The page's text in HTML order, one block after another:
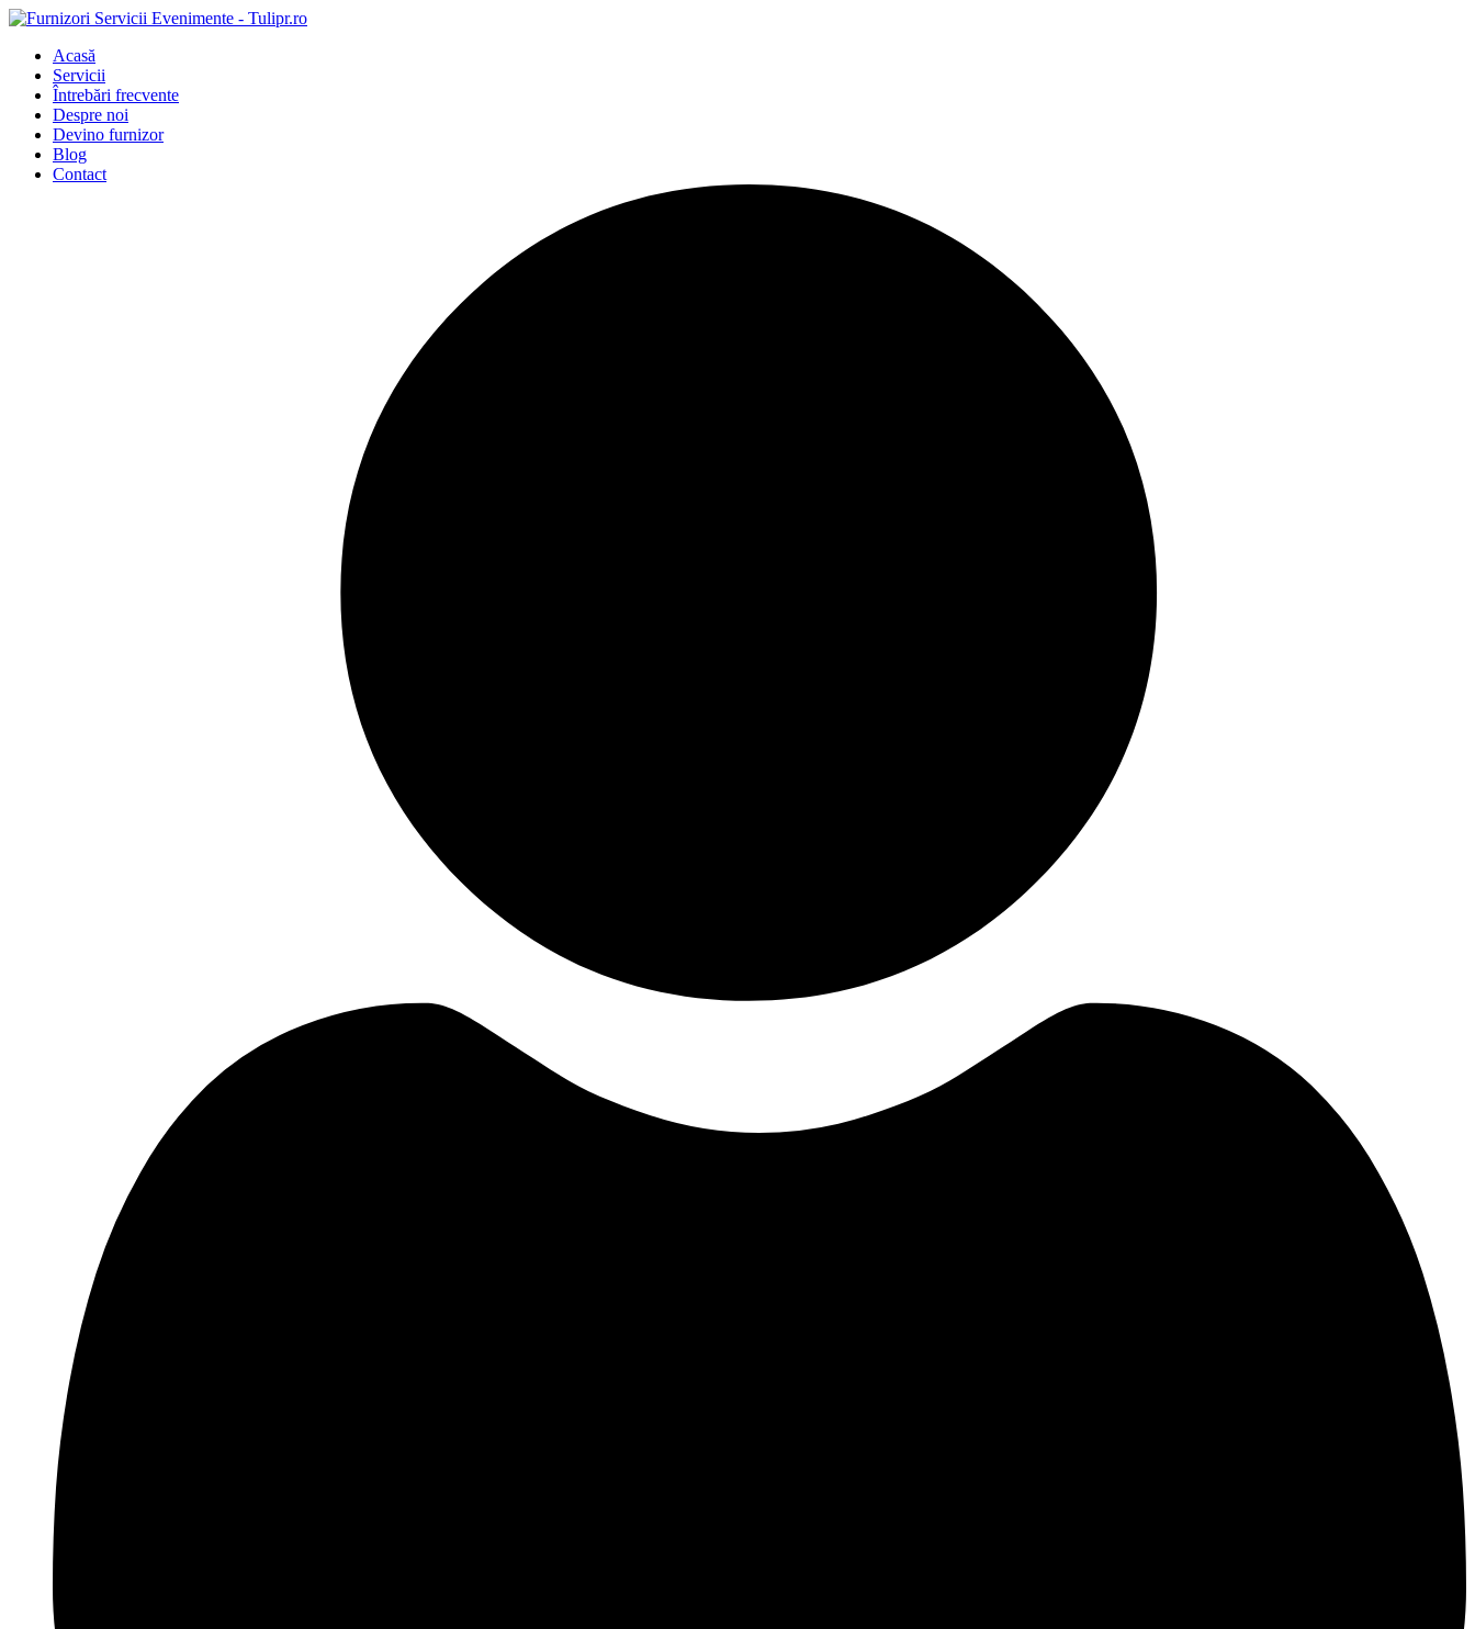
Acasă
Servicii
Întrebări frecvente
Despre noi
Devino furnizor
Blog
Contact